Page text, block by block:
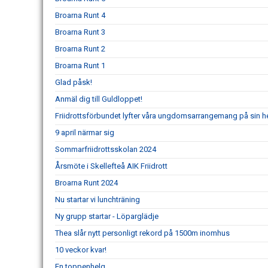
Broarna Runt 4
Broarna Runt 3
Broarna Runt 2
Broarna Runt 1
Glad påsk!
Anmäl dig till Guldloppet!
Friidrottsförbundet lyfter våra ungdomsarrangemang på sin
9 april närmar sig
Sommarfriidrottsskolan 2024
Årsmöte i Skellefteå AIK Friidrott
Broarna Runt 2024
Nu startar vi lunchträning
Ny grupp startar - Löparglädje
Thea slår nytt personligt rekord på 1500m inomhus
10 veckor kvar!